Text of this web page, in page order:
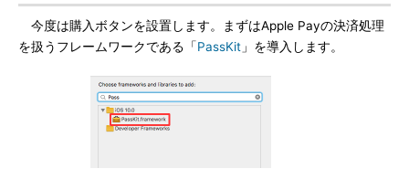
今度は購入ボタンを設置します。まずはApple Payの決済処理
を扱うフレームワークである「PassKit 」を導入します。